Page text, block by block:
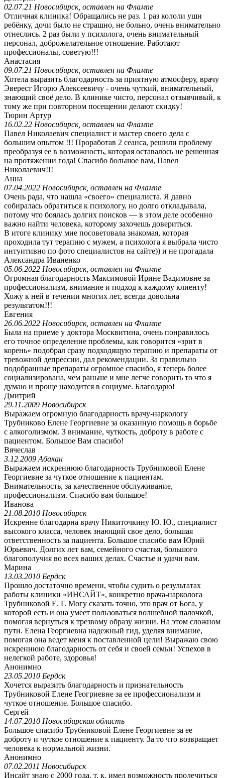
02.07.21 Новосибирск, оставлен на Флампе
Отличная клиника! Обращались не раз. 1 раз кололи уши
ребёнку, дочи было не страшно, не больно, очень внимательно
отнеслись. 2 раз были у психолога, очень внимательный
персонал, доброжелательное отношение. Работают
профессионалы, советую!!!
Анастасия
09.07.21 Новосибирск, оставлен на Флампе
Хотела выразить благодарность за приятную атмосферу, врачу
Эверест Игорю Алексеевичу - очень чуткий, внимательный,
знающий своё дело. В клинике чисто, персонал отзывчивый, к
тому же при повторном посещении делают скидку!
Тюрин Артур
16.02.22 Новосибирск, оставлен на Флампе
Павел Николаевич специалист и мастер своего дела с
большим опытом !!! Проработав 2 сеанса, решили проблему
преобразуя ее в возможность, которая оставалось не решенная
на протяжении года! Спасибо большое вам, Павел
Николаевич!!!
Анна
07.04.2022 Новосибирск, оставлен на Флампе
Очень рада, что нашла «своего» специалиста. Я давно
собиралась обратиться к психологу, но долго откладывала,
потому что боялась долгих поисков — в этом деле особенно
важно найти человека, которому захочешь довериться.
В итоге клинику мне посоветовала знакомая, которая
проходила тут терапию с мужем, а психолога я выбрала чисто
интуитивно по фото специалистов на сайте)) и не прогадала
Александра Иваненко
05.06.2022 Новосибирск, оставлен на Флампе
Огромная благодарность Максимовой Ирине Вадимовне за
профессионализм, внимание и подход к каждому клиенту!
Хожу к ней в течении многих лет, всегда довольна
результатом!!!
Евгения
26.06.2022 Новосибирск, оставлен на Флампе
Была на приеме у доктора Москвитина, очень понравилось
его точное определение проблемы, как говорится «зрит в
корень» подобрал сразу подходящую терапию и препараты от
тревожной депрессии, дал рекомендации. За правильно
подобранные препараты огромное спасибо, я теперь более
социализирована, чем раньше и мне легче говорить то что я
думаю и проще находится в социуме. Благодарю!
Дмитрий
29.11.2009 Новосибирск
Выражаем огромную благодарность врачу-наркологу
Трубниково Елене Георгиевне за оказанную помощь в борьбе
с алкоголизмом. З внимание, чуткость, доброту в работе с
пациентом. Большое Вам спасибо!
Вячеслав
3.12.2009 Абакан
Выражаем искреннюю благодарность Трубниковой Елене
Георгиевне за чуткое отношение к пациентам.
Внимательность, за качественное обслуживание,
профессионализм. Спасибо вам большое!
Иванова
21.08.2010 Новосибирск
Искренне благодарна врачу Никиточкину Ю. Ю., специалист
высокого класса, человек знающий свое дело, большая
ответственность за пациента. Большое спасибо вам Юрий
Юрьевич. Долгих лет вам, семейного счастья, большого
благополучия во всех ваших делах. Счастье и удачи вам.
Марина
13.03.2010 Бердск
Прошло достаточно времени, чтобы судить о результатах
работы клиники «ИНСАЙТ», конкретно врача-нарколога
Трубниковой Е. Г. Могу сказать точно, это врач от Бога, у
которой есть и она умеет пользоваться волшебной палочкой,
помогая вернуться к трезвому образу жизни. На этом сложном
пути. Елена Георгиевна надежный гид, уделяя внимание,
помогая она ведет меня к поставленной цели! Выражаю свою
искреннюю благодарность от себя и своей семьи! Успехов в
нелегкой работе, здоровья!
Анонимно
23.05.2010 Бердск
Хочется выразить благодарность и признательность
Трубниковой Елене Геогриевне за ее профессионализм и
чуткое отношение. Большое спасибо.
Сергей
14.07.2010 Новосибирская область
Большое спасибо Трубниковой Елене Георгиевне за ее
доброту и чуткое отношение к пациенту. За то что возвращает
человека к нормальной жизни.
Анонимно
07.02.2011 Новосибирск
Инсайт знаю с 2000 года, т. к. имел возможность пролечиться